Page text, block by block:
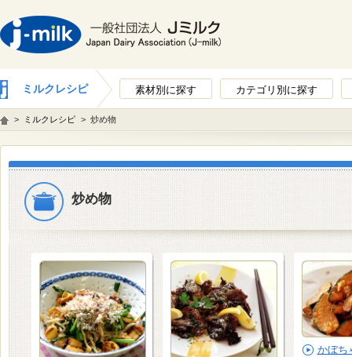
ミルクレシピ 素材別に探す カテゴリ別に探す
> ミルクレシピ > 炒め物
炒め物
かぼち